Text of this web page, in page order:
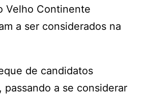
Velho Continente
a ser considerados na
de candidatos
passando a se considerar